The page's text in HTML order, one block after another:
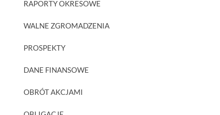
RAPORTY OKRESOWE
WALNE ZGROMADZENIA
PROSPEKTY
DANE FINANSOWE
OBRÓT AKCJAMI